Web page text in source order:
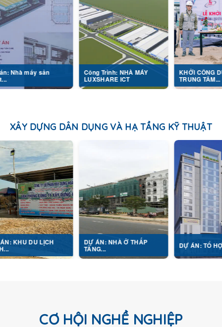
Công Trình: NHÀ MÁY
LUXSHARE ICT
KHỞI CÔNG DỰ ÁN
TRUNG TÂM...
LỊCH DỰ ÁN: NHÀ Ở THẤP
TẦNG... DỰ ÁN: TỔ HỢP Y TẾ...
CƠ HỘI NGHỀ NGHIỆP